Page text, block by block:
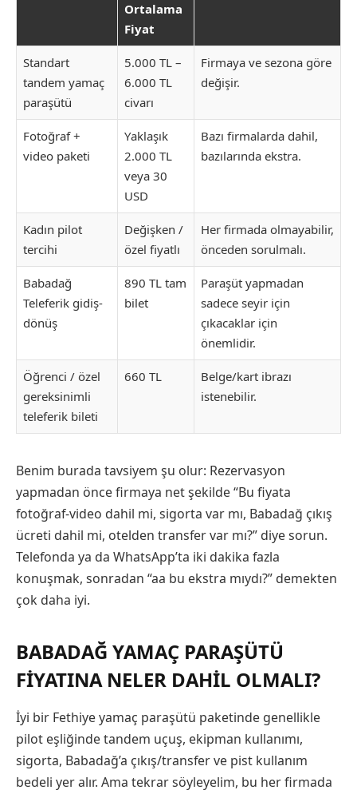
Ortalama
Fiyat
Standart
tandem yamaç
paraşütü
5.000 TL –
6.000 TL
civarı
Firmaya ve sezona göre
değişir.
Fotoğraf +
video paketi
Yaklaşık
2.000 TL
veya 30
USD
Bazı firmalarda dahil,
bazılarında ekstra.
Kadın pilot
tercihi
Değişken /
özel fiyatlı
Her firmada olmayabilir,
önceden sorulmalı.
Babadağ
Teleferik gidiş-
dönüş
890 TL tam
bilet
Paraşüt yapmadan
sadece seyir için
çıkacaklar için
önemlidir.
Öğrenci / özel
gereksinimli
teleferik bileti
660 TL
Belge/kart ibrazı
istenebilir.
Benim burada tavsiyem şu olur: Rezervasyon
yapmadan önce firmaya net şekilde “Bu fiyata
fotoğraf-video dahil mi, sigorta var mı, Babadağ çıkış
ücreti dahil mi, otelden transfer var mı?” diye sorun.
Telefonda ya da WhatsApp’ta iki dakika fazla
konuşmak, sonradan “aa bu ekstra mıydı?” demekten
çok daha iyi.
BABADAĞ YAMAÇ PARAŞÜTÜ
FIYATINA NELER DAHIL OLMALI?
İyi bir Fethiye yamaç paraşütü paketinde genellikle
pilot eşliğinde tandem uçuş, ekipman kullanımı,
sigorta, Babadağ’a çıkış/transfer ve pist kullanım
bedeli yer alır. Ama tekrar söyleyelim, bu her firmada